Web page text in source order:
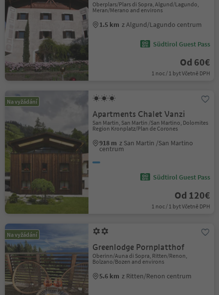
Oberplars/Plars di Sopra, Algund/Lagundo,
Meran/Merano and environs
1.5 km z Algund/Lagundo centrum
Südtirol Guest Pass
Od 60€
1 noc / 1 byt Včetně DPH
Na vyžádání
Apartments Chalet Vanzi
San Martin, San Martin /San Martino, Dolomites
Region Kronplatz/Plan de Corones
918 m z San Martin /San Martino
centrum
Südtirol Guest Pass
Od 120€
1 noc / 1 byt Včetně DPH
Na vyžádání
Greenlodge Pornplatthof
Oberinn/Auna di Sopra, Ritten/Renon,
Bolzano/Bozen and environs
5.6 km z Ritten/Renon centrum